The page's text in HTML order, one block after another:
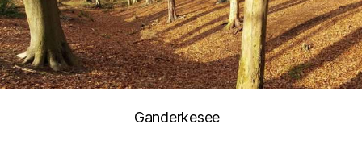
Kategorien
Ganderkesee